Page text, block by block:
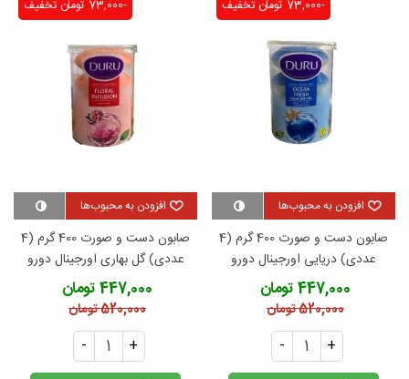
تخفیف -73,000 تومان
افزودن به محبوب‌ها
صابون دست و صورت 400 گرم (4
عددی) دریایی اورجینال دورو
447,000 تومان
520,000 تومان
- +
تخفیف -73,000 تومان
افزودن به محبوب‌ها
صابون دست و صورت 400 گرم (4
عددی) گل بهاری اورجینال دورو
447,000 تومان
520,000 تومان
- +